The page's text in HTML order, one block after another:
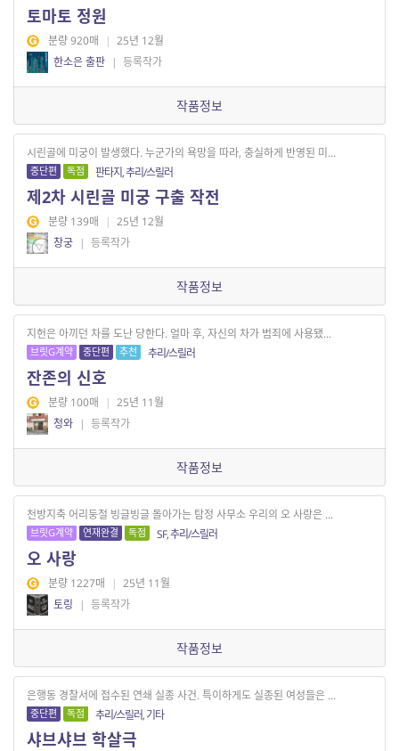
토마토 정원
분량 920매 | 25년 12월
한소은 출판 | 등록작가
작품정보
시린골에 미궁이 발생했다. 누군가의 욕망을 따라, 충실하게 반영된 미...
중단편 독점 판타지, 추리/스릴러
제2차 시린골 미궁 구출 작전
분량 139매 | 25년 12월
창궁 | 등록작가
작품정보
지헌은 아끼던 차를 도난 당한다. 얼마 후, 자신의 차가 범죄에 사용됐...
브릿G계약 중단편 추천 추리/스릴러
잔존의 신호
분량 100매 | 25년 11월
청와 | 등록작가
작품정보
천방지축 어리둥절 빙글빙글 돌아가는 탐정 사무소 우리의 오 사랑은 ...
브릿G계약 연재완결 독점 SF, 추리/스릴러
오 사랑
분량 1227매 | 25년 11월
토링
| 등록작가
작품정보
은행동 경찰서에 접수된 연쇄 실종 사건. 특이하게도 실종된 여성들은 ...
중단편 독점 추리/스릴러, 기타
샤브샤브 학살극